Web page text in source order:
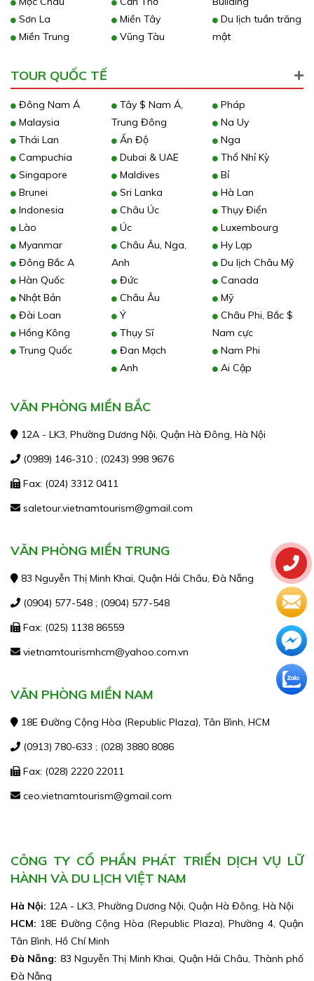
Sơn La
Miền Trung
Miền Tây
Vũng Tàu
Du lịch tuần trăng
mật
TOUR QUỐC TẾ
Đông Nam Á
Malaysia
Thái Lan
Campuchia
Singapore
Brunei
Indonesia
Lào
Myanmar
Đông Bắc A
Hàn Quốc
Nhật Bản
Đài Loan
Hồng Kông
Trung Quốc
Tây $ Nam Á,
Trung Đông
Ấn Độ
Dubai & UAE
Maldives
Sri Lanka
Châu Úc
Úc
Châu Âu, Nga,
Anh
Đức
Châu Âu
Ý
Thụy Sĩ
Đan Mạch
Anh
Pháp
Na Uy
Nga
Thổ Nhỉ Kỳ
Bỉ
Hà Lan
Thụy Điển
Luxembourg
Hy Lạp
Du lịch Châu Mỹ
Canada
Mỹ
Châu Phi, Bắc $
Nam cực
Nam Phi
Ai Cập
VĂN PHÒNG MIỀN BẮC
12A - LK3, Phường Dương Nội, Quận Hà Đông, Hà Nội
(0989) 146-310 ; (0243) 998 9676
Fax: (024) 3312 0411
saletour.vietnamtourism@gmail.com
VĂN PHÒNG MIỀN TRUNG
83 Nguyễn Thị Minh Khai, Quận Hải Châu, Đà Nẵng
(0904) 577-548 ; (0904) 577-548
Fax: (025) 1138 86559
vietnamtourismhcm@yahoo.com.vn
VĂN PHÒNG MIỀN NAM
18E Đường Cộng Hòa (Republic Plaza), Tân Bình, HCM
(0913) 780-633 ; (028) 3880 8086
Fax: (028) 2220 22011
ceo.vietnamtourism@gmail.com
CÔNG TY CỔ PHẦN PHÁT TRIỂN DỊCH VỤ LỮ
HÀNH VÀ DU LỊCH VIỆT NAM
Hà Nội: 12A - LK3, Phường Dương Nội, Quận Hà Đông, Hà Nội
HCM: 18E Đường Cộng Hòa (Republic Plaza), Phường 4, Quận
Tân Bình, Hồ Chí Minh
Đà Nẵng: 83 Nguyễn Thị Minh Khai, Quận Hải Châu, Thành phố
Đà Nẵng